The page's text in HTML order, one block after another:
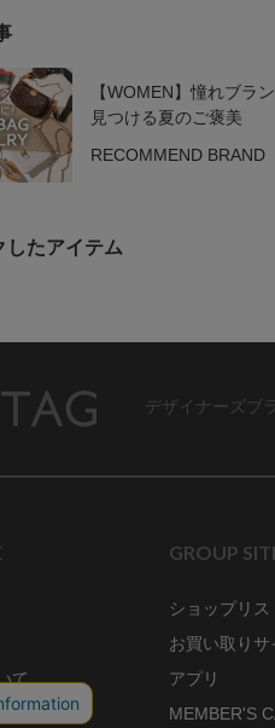
【WOMEN】憧れブラ
見つける夏のご褒美
RECOMMEND BRAND
したアイテム
デザイナーズブ
て
GROUP
ショップリス
お買い取りサ
アプリ
MEMBER'S